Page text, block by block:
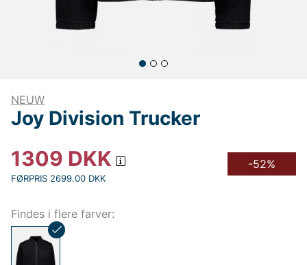
NEUW
Joy Division Trucker
1309 DKK
FØRPRIS 2699.00 DKK
-52%
Findes i flere farver: